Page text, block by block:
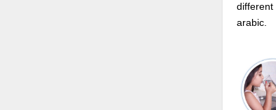
different
arabic.